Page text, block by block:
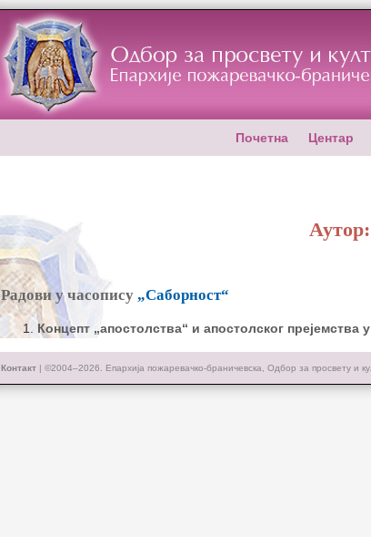
Почетна Центар
Аутор:
Радови у часопису „Саборност“
Концепт „апостолства“ и апостолског прејемства
Контакт | ©2004–2026. Епархија пожаревачко-браничевска, Одбор за просвету и